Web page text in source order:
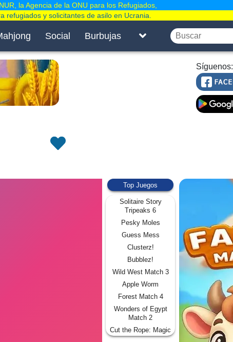
Social Burbujas
Síguenos:
Top Juegos
Solitaire Story
Tripeaks 6
Pesky Moles
Guess Mess
Clusterz!
Bubblez!
Wild West Match 3
Apple Worm
Forest Match 4
Wonders of Egypt
Match 2
Cut the Rope: Magic
la Agencia de la ONU para los Refugiados,
refugiados y solicitantes de asilo en Ucrania.